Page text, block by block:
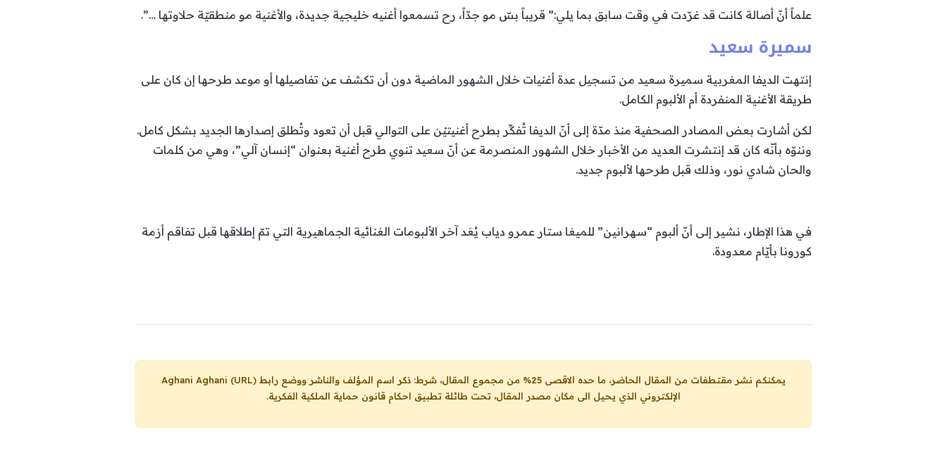
علماً أنّ أصالة كانت قد غرّدت في وقت سابق بما يلي:” قريباً بسّ مو جدّاً، رح تسمعوا أغنيه خليجية جديدة، والأغنية مو منطقيّة حلاوتها …”.
سميرة سعيد
إنتهت الديفا المغربية سميرة سعيد من تسجيل عدة أغنيات خلال الشهور الماضية دون أن تكشف عن تفاصيلها أو موعد طرحها إن كان على
طريقة الأغنية المنفردة أم الألبوم الكامل.
لكن أشارت بعض المصادر الصحفية منذ مدّة إلى أنّ الديفا تُفكِّر بطرح أغنيتيْن على التوالي قبل أن تعود وتُطلق إصدارها الجديد بشكل كامل.
وننوّه بأنّه كان قد إنتشرت العديد من الأخبار خلال الشهور المنصرمة عن أنّ سعيد تنوي طرح أغنية بعنوان “إنسان آلي”، وهي من كلمات
والحان شادي نور، وذلك قبل طرحها لألبوم جديد.
في هذا الإطار، نشير إلى أنّ ألبوم “سهرانين” للميغا ستار عمرو دياب يُعَد آخر الألبومات الغنائية الجماهيرية التي تمّ إطلاقها قبل تفاقم أزمة
كورونا بأيّام معدودة.
يمكنكم نشر مقتطفات من المقال الحاضر، ما حده الاقصى 25% من مجموع المقال، شرط: ذكر اسم المؤلف والناشر ووضع رابط
Aghani Aghani (URL)
الإلكتروني الذي يحيل الى مكان مصدر المقال، تحت طائلة تطبيق احكام قانون حماية الملكية الفكرية.